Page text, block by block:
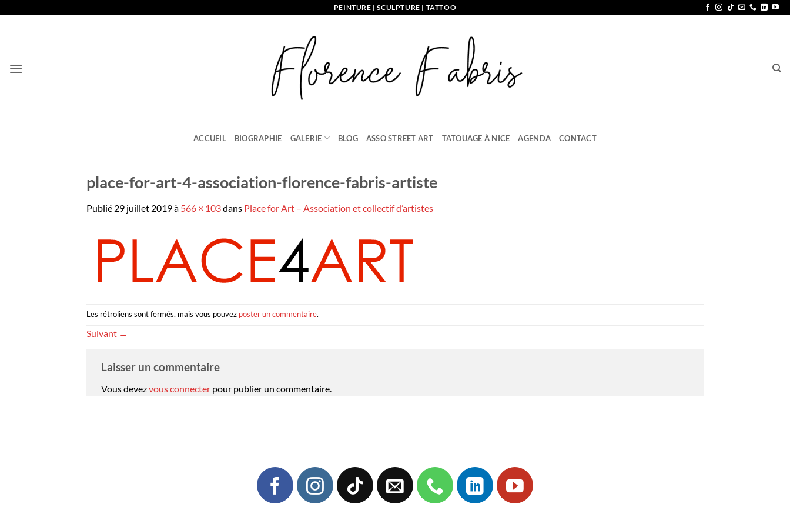
PEINTURE | SCULPTURE | TATTOO
ACCUEIL BIOGRAPHIE GALERIE BLOG ASSO STREET ART TATOUAGE À NICE AGENDA CONTACT
place-for-art-4-association-florence-fabris-artiste
Publié 29 juillet 2019à 566 × 103dans Place for Art – Association et collectif d’artistes
Les rétroliens sont fermés, mais vous pouvez poster un commentaire.
Suivant →
Laisser un commentaire
Vous devezvous connecter pour publier un commentaire.